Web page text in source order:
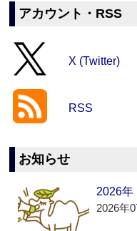
アカウント・RSS
X (Twitter)
RSS
お知らせ
2026年
2026年